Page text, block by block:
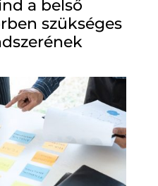
a belső
szükséges